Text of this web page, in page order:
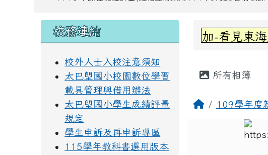
左邊區域內容
校務連結
校外人士入校注意須知
太巴塱國小校園數位學習
載具管理與借用辦法
太巴塱國小學生成績評量
規定
學生申訴及再申訴專區
115學年教科書選用版本
上中區域
賀!六甲林凱萱參加-看見東海岸
主內容區域
所有相簿
回首頁109學年度
頁尾區域